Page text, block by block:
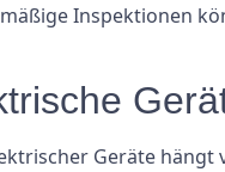
Inspektionen
Geräte hängt